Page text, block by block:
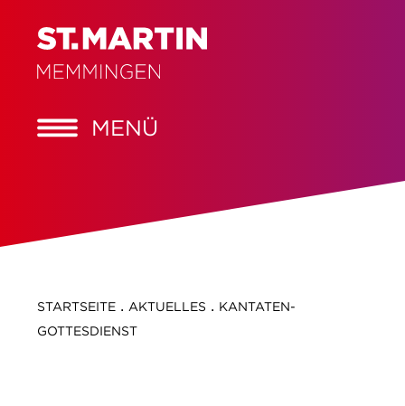
MENÜ
STARTSEITE. AKTUELLES . KANTATEN-
GOTTESDIENST